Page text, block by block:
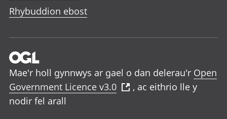
Rhybuddion ebost
Mae'r holl gynnwys ar gael o dan delerau'r Open
Government Licence v3.0
, ac eithrio lle y
nodir fel arall